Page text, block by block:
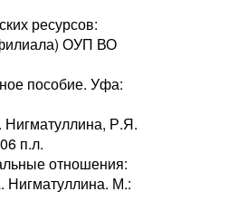
ресурсов:
ОУП ВО
пособие. Уфа:
Нигматуллина, Р.Я.
п.л.
отношения:
Нигматуллина. М.: